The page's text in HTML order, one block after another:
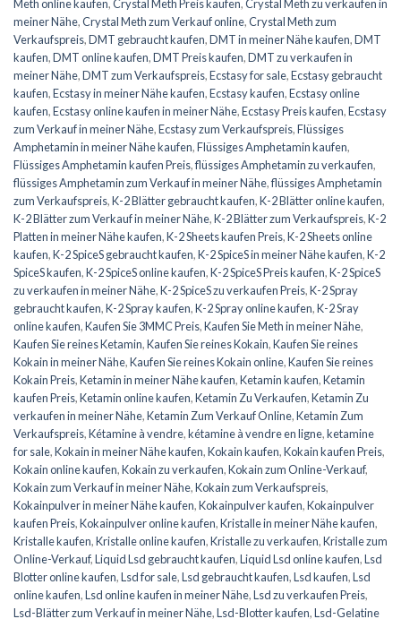
Meth online kaufen,Crystal Meth Preis kaufen,Crystal Meth zu verkaufen in
meiner Nähe,Crystal Meth zum Verkauf online,Crystal Meth zum
Verkaufspreis,DMT gebraucht kaufen,DMT in meiner Nähe kaufen,DMT
kaufen,DMT online kaufen,DMT Preis kaufen,DMT zu verkaufen in
meiner Nähe,DMT zum Verkaufspreis,Ecstasy for sale,Ecstasy gebraucht
kaufen,Ecstasy in meiner Nähe kaufen,Ecstasy kaufen,Ecstasy online
kaufen,Ecstasy online kaufen in meiner Nähe,Ecstasy Preis kaufen,Ecstasy
zum Verkauf in meiner Nähe,Ecstasy zum Verkaufspreis,Flüssiges
Amphetamin in meiner Nähe kaufen,Flüssiges Amphetamin kaufen,
Flüssiges Amphetamin kaufen Preis,flüssiges Amphetamin zu verkaufen,
flüssiges Amphetamin zum Verkauf in meiner Nähe,flüssiges Amphetamin
zum Verkaufspreis,K-2 Blätter gebraucht kaufen,K-2 Blätter online kaufen,
K-2 Blätter zum Verkauf in meiner Nähe,K-2 Blätter zum Verkaufspreis,K-2
Platten in meiner Nähe kaufen,K-2 Sheets kaufen Preis,K-2 Sheets online
kaufen,K-2 SpiceS gebraucht kaufen,K-2 SpiceS in meiner Nähe kaufen,K-2
SpiceS kaufen,K-2 SpiceS online kaufen,K-2 SpiceS Preis kaufen,K-2 SpiceS
zu verkaufen in meiner Nähe,K-2 SpiceS zu verkaufen Preis,K-2 Spray
gebraucht kaufen,K-2 Spray kaufen,K-2 Spray online kaufen,K-2 Sray
online kaufen,Kaufen Sie 3MMC Preis,Kaufen Sie Meth in meiner Nähe,
Kaufen Sie reines Ketamin,Kaufen Sie reines Kokain,Kaufen Sie reines
Kokain in meiner Nähe,Kaufen Sie reines Kokain online,Kaufen Sie reines
Kokain Preis,Ketamin in meiner Nähe kaufen,Ketamin kaufen,Ketamin
kaufen Preis,Ketamin online kaufen,Ketamin Zu Verkaufen,Ketamin Zu
verkaufen in meiner Nähe,Ketamin Zum Verkauf Online,Ketamin Zum
Verkaufspreis,Kétamine à vendre,kétamine à vendre en ligne,ketamine
for sale,Kokain in meiner Nähe kaufen,Kokain kaufen,Kokain kaufen Preis,
Kokain online kaufen,Kokain zu verkaufen,Kokain zum Online-Verkauf,
Kokain zum Verkauf in meiner Nähe,Kokain zum Verkaufspreis,
Kokainpulver in meiner Nähe kaufen,Kokainpulver kaufen,Kokainpulver
kaufen Preis,Kokainpulver online kaufen,Kristalle in meiner Nähe kaufen,
Kristalle kaufen,Kristalle online kaufen,Kristalle zu verkaufen,Kristalle zum
Online-Verkauf,Liquid Lsd gebraucht kaufen,Liquid Lsd online kaufen,Lsd
Blotter online kaufen,Lsd for sale,Lsd gebraucht kaufen,Lsd kaufen,Lsd
online kaufen,Lsd online kaufen in meiner Nähe,Lsd zu verkaufen Preis,
Lsd-Blätter zum Verkauf in meiner Nähe,Lsd-Blotter kaufen,Lsd-Gelatine